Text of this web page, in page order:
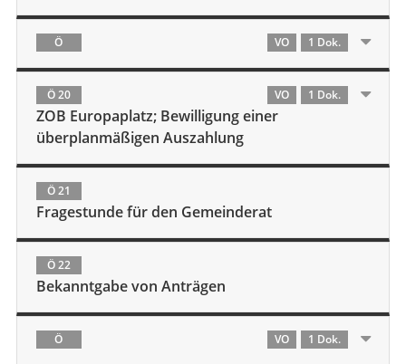
Ö VO 1 Dok.
Ö 20 VO 1 Dok.
ZOB Europaplatz; Bewilligung einer
überplanmäßigen Auszahlung
Ö 21
Fragestunde für den Gemeinderat
Ö 22
Bekanntgabe von Anträgen
Ö VO 1 Dok.